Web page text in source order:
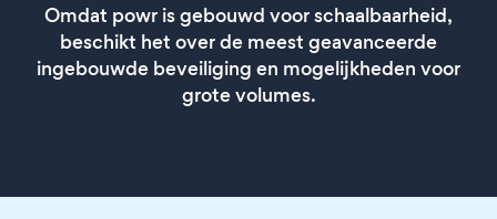
Omdat powr is gebouwd voor schaalbaarheid,
beschikt het over de meest geavanceerde
ingebouwde beveiliging en mogelijkheden voor
grote volumes.